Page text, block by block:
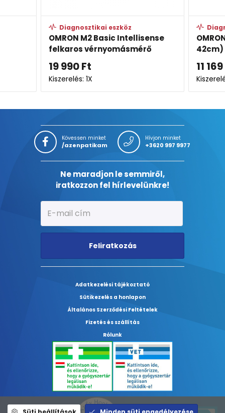
Diagnosztikai eszköz
OMRON M2 Basic Intellisense
felkaros vérnyomásmérő
19 990Ft
Kiszerelés: 1X
OMRON
42cm)
11 169Ft
Kiszerelés: 1X
Kövessen minket
/azenpatikam
Hívjon minket
+3620 997 9977
Ne maradjon le semmiről,
iratkozzon fel hírlevelünkre!
Feliratkozás
Adatkezelési tájékoztató
Sütikezelés a honlapon
Általános Szerződési Feltételek
Fizetés és szállítás
Rólunk